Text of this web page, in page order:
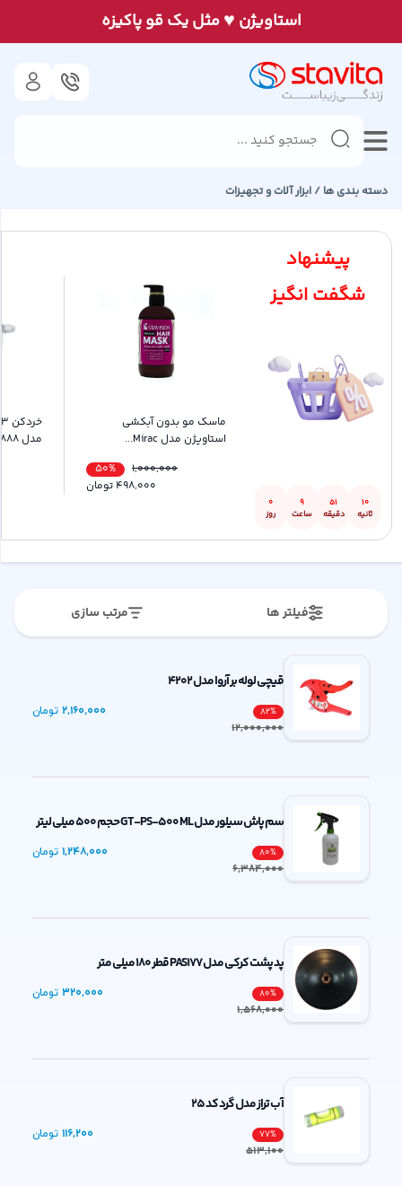
استاويژن ♥مثل يک قو پاكيزه
دسته بندی ها / ابزار آلات و تجهیزات
پیشنهاد
شگفت انگیز
10
ثانیه
51
دقیقه
9
ساعت
0
روز
ماسک مو بدون آبکشی
استاویژن مدل Mirac...
50%
1,000,000
498,000تومان
مدل TC1888
فیلتر ها مرتب سازی
قیچی لوله بر آروا مدل 4202
82%
2,160,000 تومان
12,000,000
سم پاش سیلور مدل GT-PS-500 ML حجم 500 میلی لیتر
80%
1,248,000 تومان
6,384,000
پد پشت کرکی مدل PAS177 قطر 180 میلی متر
80%
320,000 تومان
1,568,000
آب تراز مدل گرد کد 25
77%
116,200 تومان
513,100